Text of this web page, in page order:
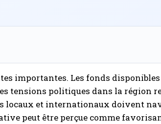
importantes. Les fonds
tensions politiques dans la région
locaux et internationaux doivent
peut être perçue comme